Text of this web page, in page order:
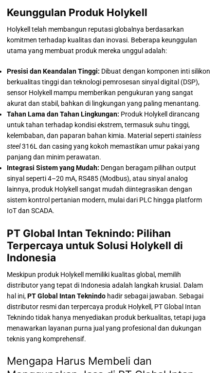
Keunggulan Produk Holykell
Holykell telah membangun reputasi globalnya berdasarkan
komitmen terhadap kualitas dan inovasi. Beberapa keunggulan
utama yang membuat produk mereka unggul adalah:
Presisi dan Keandalan Tinggi: Dibuat dengan komponen inti silikon
berkualitas tinggi dan teknologi pemrosesan sinyal digital (DSP),
sensor Holykell mampu memberikan pengukuran yang sangat
akurat dan stabil, bahkan di lingkungan yang paling menantang.
Tahan Lama dan Tahan Lingkungan: Produk Holykell dirancang
untuk tahan terhadap kondisi ekstrem, termasuk suhu tinggi,
kelembaban, dan paparan bahan kimia. Material sepertistainless
steel316L dan casing yang kokoh memastikan umur pakai yang
panjang dan minim perawatan.
Integrasi Sistem yang Mudah: Dengan beragam pilihan output
sinyal seperti 4–20 mA, RS485 (Modbus), atau sinyal analog
lainnya, produk Holykell sangat mudah diintegrasikan dengan
sistem kontrol pertanian modern, mulai dari PLC hingga platform
IoT dan SCADA.
PT Global Intan Teknindo: Pilihan
Terpercaya untuk Solusi Holykell di
Indonesia
Meskipun produk Holykell memiliki kualitas global, memilih
distributor yang tepat di Indonesia adalah langkah krusial. Dalam
hal ini,PT Global Intan Teknindo hadir sebagai jawaban. Sebagai
distributor resmi dan terpercaya produk Holykell, PT Global Intan
Teknindo tidak hanya menyediakan produk berkualitas, tetapi juga
menawarkan layanan purna jual yang profesional dan dukungan
teknis yang komprehensif.
Mengapa Harus Membeli dan